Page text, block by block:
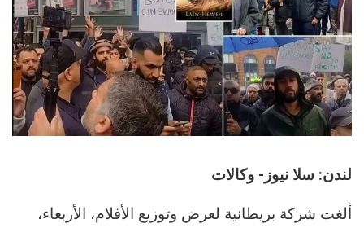
لندن: سلا نيوز- وكالات
ألغت شركة بريطانية لعرض وتوزيع الأفلام، الأربعاء،